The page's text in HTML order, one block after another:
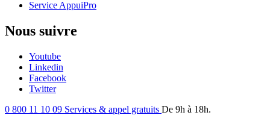
Service AppuiPro
Nous suivre
Youtube
Linkedin
Facebook
Twitter
0 800 11 10 09 Services & appel gratuits De 9h à 18h.